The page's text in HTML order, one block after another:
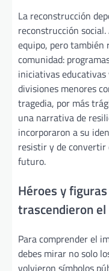
La reconstrucción
reconstrucción
equipo, pero también
comunidad:
iniciativas
divisiones menores
tragedia, por más
una narrativa de
incorporaron a su
resistir y de convertir
futuro.
Héroes y
trascendieron
Para comprender el
debes mirar no solo
volvieron símbolos